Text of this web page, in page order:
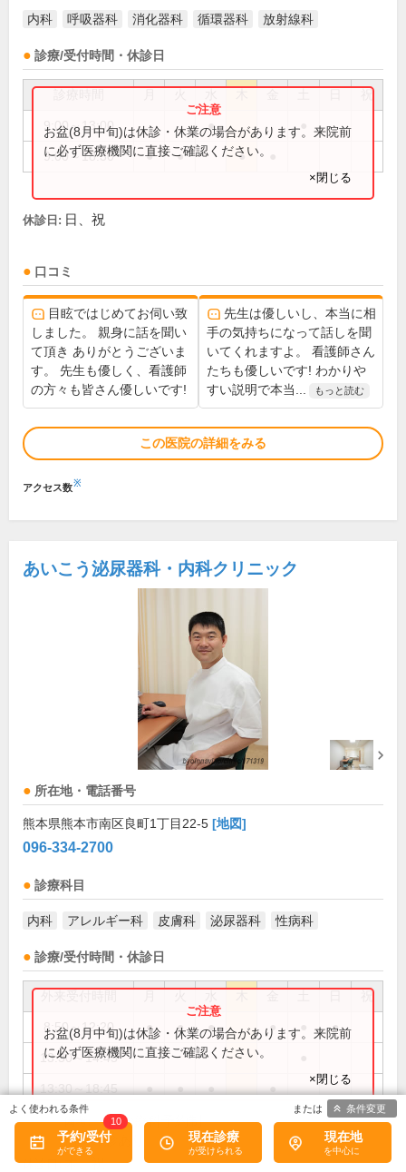
内科 呼吸器科 消化器科 循環器科 放射線科
診療/受付時間・休診日
祝
9:00～13:00 ●
9:00～18:30 ● ● ●
お盆(8月中旬)は休診・休業の場合があります。来院前
に必ず医療機関に直接ご確認ください。
×閉じる
休診日: 日、祝
口コミ
目眩ではじめてお伺い致
しました。 親身に話を聞い
て頂き ありがとうございま
す。 先生も優しく、看護師
の方々も皆さん優しいです!
先生は優しいし、本当に相
手の気持ちになって話しを聞
いてくれますよ。 看護師さん
たちも優しいです! わかりや
すい説明で本当...
もっと読む
この医院の詳細をみる
アクセス数※
あいこう泌尿器科・内科クリニック
所在地・電話番号
熊本県熊本市南区良町1丁目22-5 [地図]
096-334-2700
診療科目
内科 アレルギー科 皮膚科 泌尿器科 性病科
診療/受付時間・休診日
祝
8:50～12:20 ● ● ● ● ●
13:30～14:45
13:30～18:45 ● ● ● ●
お盆(8月中旬)は休診・休業の場合があります。来院前
に必ず医療機関に直接ご確認ください。
×閉じる
備考: 一部診療科予約制
臨時休診あり
休診日: 木、祝
予約/受付
10
現在診療 現在地
条件変更